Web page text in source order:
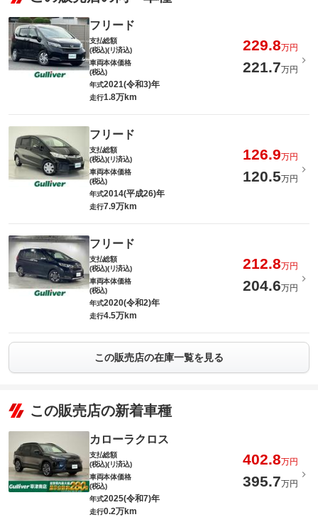
フリード
支払総額
(税込)(リ済込)
229.8万円
車両本体価格
(税込)
221.7万円
年式2021(令和3)年
走行1.8万km
フリード
支払総額
(税込)(リ済込)
126.9万円
車両本体価格
(税込)
120.5万円
年式2014(平成26)年
走行7.9万km
フリード
支払総額
(税込)(リ済込)
212.8万円
車両本体価格
(税込)
204.6万円
年式2020(令和2)年
走行4.5万km
この販売店の在庫一覧を見る
この販売店の新着車種
カローラクロス
支払総額
(税込)(リ済込)
402.8万円
車両本体価格
(税込)
395.7万円
年式2025(令和7)年
走行0.2万km